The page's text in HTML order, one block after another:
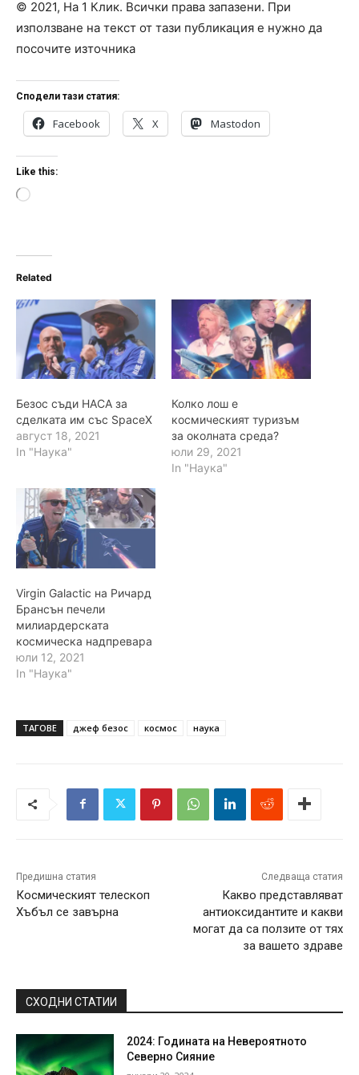
© 2021, На 1 Клик. Всички права запазени. При
използване на текст от тази публикация е нужно да
посочите източника
Сподели тази статия:
Facebook X Mastodon
Like this:
L
i
n
…
Related
Безос съди НАСА за
сделката им със SpaceX
август 18, 2021
In "Наука"
Колко лош е
космическият туризъм
за околната среда?
юли 29, 2021
In "Наука"
Virgin Galactic на Ричард
Брансън печели
милиардерската
космическа надпревара
юли 12, 2021
In "Наука"
ТАГОВЕ джеф безос космос наука
Предишна статия
Космическият телескоп
Хъбъл се завърна
Следваща статия
Какво представляват
антиоксидантите и какви
могат да са ползите от тях
за вашето здраве
СХОДНИ СТАТИИ
2024: Годината на Невероятното
Северно Сияние